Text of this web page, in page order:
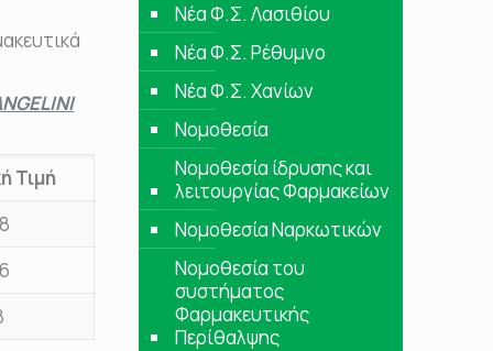
Τιμή
Νέα Φ.Σ. Λασιθίου
Νέα Φ.Σ. Ρέθυμνο
Νέα Φ.Σ. Χανίων
Νομοθεσία
Νομοθεσία ίδρυσης και
λειτουργίας Φαρμακείων
Νομοθεσία Ναρκωτικών
Νομοθεσία του
συστήματος
Φαρμακευτικής
Περίθαλψης